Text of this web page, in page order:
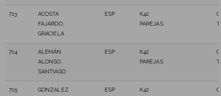
713
ACOSTA
FAJARDO,
GRACIELA
ESP
K42
PAREJAS
714
ALEMÁN
ALONSO,
SANTIAGO
ESP
K42
PAREJAS
715
GONZALEZ
ESP
K42